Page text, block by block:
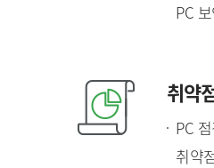
PC
취약
PC
취약